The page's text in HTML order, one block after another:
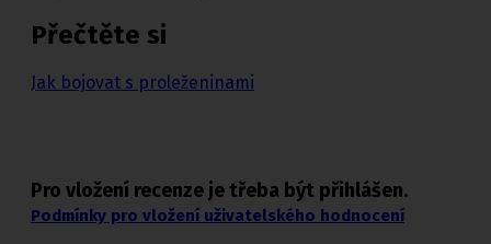
Přečtěte si
Jak bojovat s proleženinami
Pro vložení recenze je třeba být přihlášen.
Podmínky pro vložení uživatelského hodnocení